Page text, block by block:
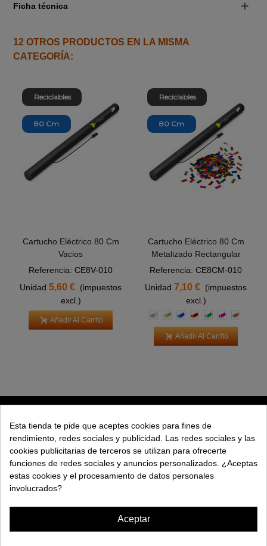
Ficha técnica
12 OTROS PRODUCTOS EN LA MISMA
CATEGORÍA:
80 Cm
Reciclables
Cartucho Eléctrico 80 Cm
Vacios
Referencia: CE8V-010
Unidad5,60 € (impuestos
excl.)
Añadir Al Carrito
80 Cm
Reciclables
Cartucho Eléctrico 80 Cm
Metalizado Rectangular
Referencia: CE8CM-010
Unidad7,10 € (impuestos
excl.)
PlataOroAzulRojoVerdeRosa
Añadir Al Carrito
EXPLORAR
EMPRESA
Esta tienda te pide que aceptes cookies para fines de
rendimiento, redes sociales y publicidad. Las redes sociales y las
cookies publicitarias de terceros se utilizan para ofrecerte
funciones de redes sociales y anuncios personalizados. ¿Aceptas
estas cookies y el procesamiento de datos personales
involucrados?
Aceptar